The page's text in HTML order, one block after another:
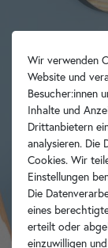
Wir verwenden
Website und
Besucher:innen
Inhalte und
Drittanbietern
analysieren.
Cookies. Wir
Einstellungen
Die
eines
erteilt oder
einzuwilligen